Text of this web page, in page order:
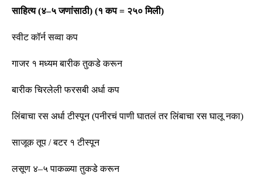
साहित्य(४–५ जणांसाठी) (१ कप= २५० मिली)
स्वीट कॉर्न सव्वा कप
गाजर १ मध्यम बारीक तुकडे करून
बारीक चिरलेली फरसबी अर्धा कप
लिंबाचा रस अर्धा टीस्पून(पनीरचं पाणी घातलं तर लिंबाचा रस घालू नका)
साजूक तूप /बटर १ टीस्पून
लसूण ४–५ पाकळ्या तुकडे करून